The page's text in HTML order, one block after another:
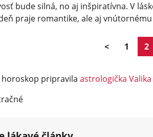
bude silná, no aj inšpiratívna. V
praje romantike, ale aj
< 1 2
horoskop pripravila astrologička